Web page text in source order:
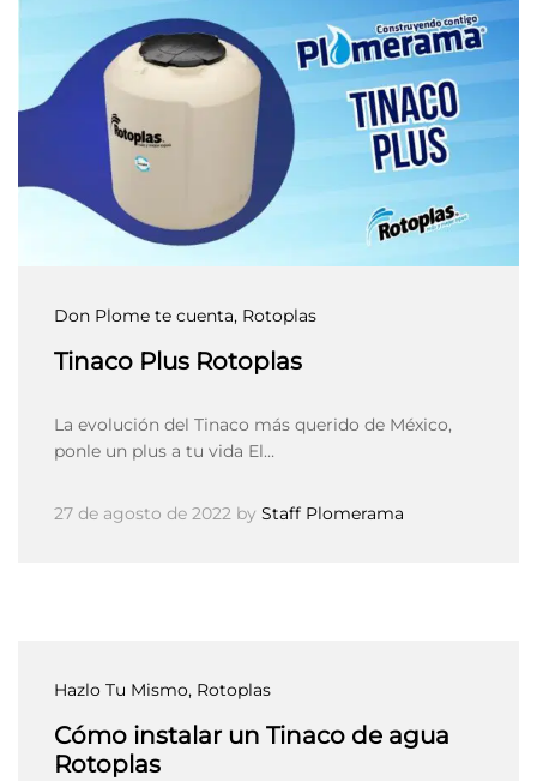
Don Plome te cuenta, Rotoplas
Tinaco Plus Rotoplas
La evolución del Tinaco más querido de México,
ponle un plus a tu vida El…
27 de agosto de 2022 by Staff Plomerama
Hazlo Tu Mismo, Rotoplas
Cómo instalar un Tinaco de agua
Rotoplas